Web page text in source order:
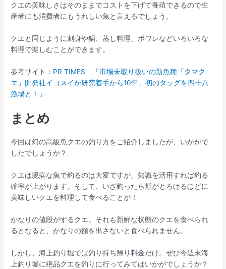
クエの美味しさはそのままでコストを下げて養殖できるので生
産者にも消費者にもうれしい魚と言えるでしょう。
クエと同じように刺身や鍋、蒸し料理、ポワレなどいろいろな
料理で楽しむことができます。
参考サイト： PR TIMES 「市場未取り扱いの新魚種「タマク
エ」開発社イヨスイが研究着手から10年、初のタッグを四十八
漁場と！」
まとめ
今回は幻の高級魚クエの釣り方をご紹介しましたが、いかがで
したでしょうか？
クエは臆病な魚で釣るのは大変ですが、知識を活用すれば釣る
確率が上がります。そして、いざ釣ったら頬がとろけるほどに
美味しいクエを料理して食べることが！
かなりの値段がするクエ。それも新鮮な状態のクエを食べられ
るとなると、かなりの額を出さないと食べられません。
しかし、海上釣り堀では釣り持ち帰り料金だけ。ぜひ今週末海
上釣り堀に絶品クエを釣りに行ってみてはいかがでしょうか？